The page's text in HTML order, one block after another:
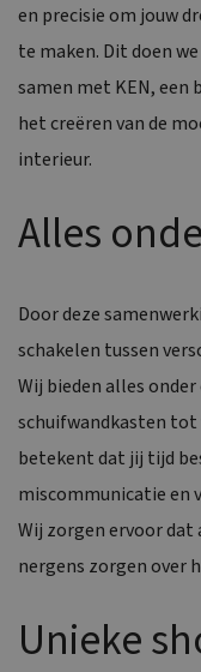
en precisie om jouw
te maken. Dit doen
samen met KEN, een
het creëren van de
interieur.
Alles
Door deze
schakelen tussen
Wij bieden alles onder
schuifwandkasten
betekent dat jij tijd
miscommunicatie en
Wij zorgen ervoor
nergens zorgen over
Unieke